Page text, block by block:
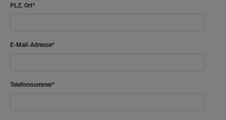
PLZ, Ort
E-Mail-Adresse
Telefonnummer